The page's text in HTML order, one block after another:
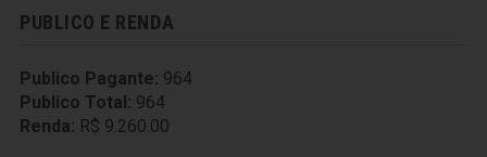
PUBLICO E RENDA
Publico Pagante: 964
Publico Total: 964
Renda: R$ 9.260.00